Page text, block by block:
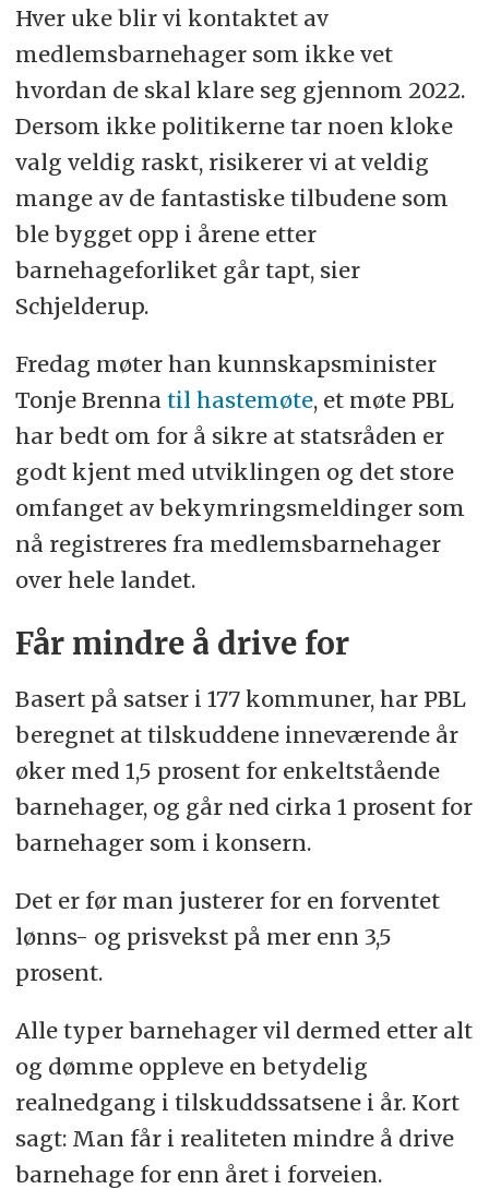
Hver uke blir vi kontaktet av
medlemsbarnehager som ikke vet
hvordan de skal klare seg gjennom 2022.
Dersom ikke politikerne tar noen kloke
valg veldig raskt, risikerer vi at veldig
mange av de fantastiske tilbudene som
ble bygget opp i årene etter
barnehageforliket går tapt, sier
Schjelderup.
Fredag møter han kunnskapsminister
Tonje Brenna til hastemøte, et møte PBL
har bedt om for å sikre at statsråden er
godt kjent med utviklingen og det store
omfanget av bekymringsmeldinger som
nå registreres fra medlemsbarnehager
over hele landet.
Får mindre å drive for
Basert på satser i 177 kommuner, har PBL
beregnet at tilskuddene inneværende år
øker med 1,5 prosent for enkeltstående
barnehager, og går ned cirka 1 prosent for
barnehager som i konsern.
Det er før man justerer for en forventet
lønns- og prisvekst på mer enn 3,5
prosent.
Alle typer barnehager vil dermed etter alt
og dømme oppleve en betydelig
realnedgang i tilskuddssatsene i år. Kort
sagt: Man får i realiteten mindre å drive
barnehage for enn året i forveien.